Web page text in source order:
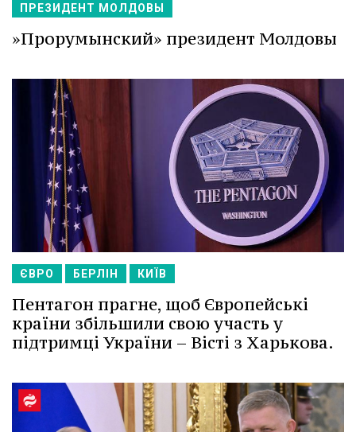
ПРЕЗИДЕНТ МОЛДОВЫ
»Прорумынский» президент Молдовы
ЄВРО БЕРЛІН КИЇВ
Пентагон прагне, щоб Європейські
країни збільшили свою участь у
підтримці України – Вісті з Харькова.